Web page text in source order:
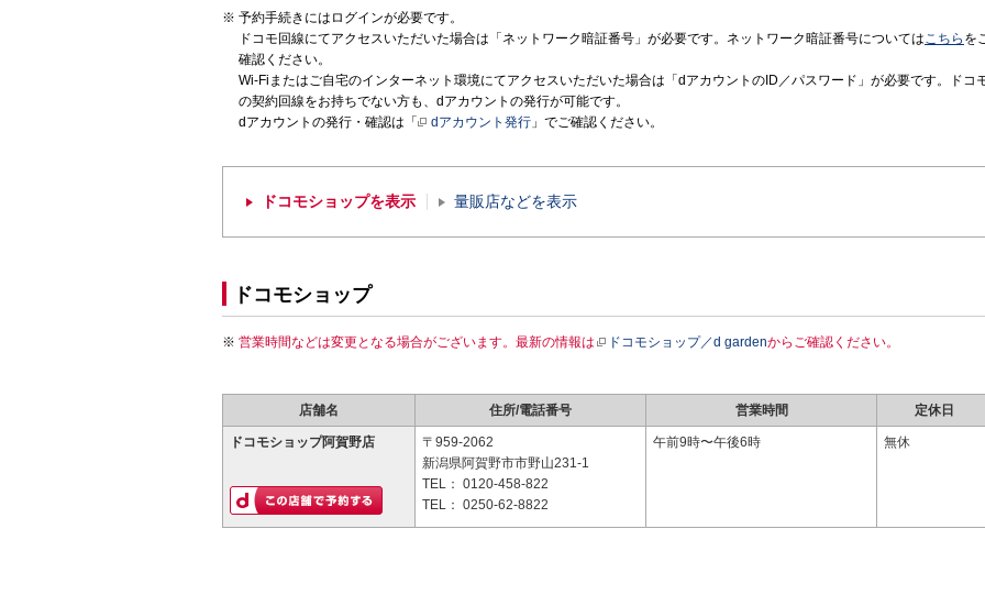
予約手続きにはログインが必要です。
ドコモ回線にてアクセスいただいた場合は「ネットワーク暗証番号」が必要です。ネットワーク暗証番号についてはこちら を
確認ください。
Wi-Fiまたはご自宅のインターネット環境にてアクセスいただいた場合は「dアカウントのID／パスワード」が必要です。ドコ
の契約回線をお持ちでない方も、dアカウントの発行が可能です。
dアカウントの発行・確認は「
dアカウント発行 」でご確認ください。
ドコモショップを表示 量販店などを表示
ドコモショップ
営業時間などは変更となる場合がございます。最新の情報は ドコモショップ／d gardenからご確認ください。
店舗名 住所/電話番号 営業時間 定休日
ドコモショップ阿賀野店
〒959-2062
新潟県阿賀野市市野山231-1
TEL： 0120-458-822
TEL： 0250-62-8822
午前9時〜午後6時 無休